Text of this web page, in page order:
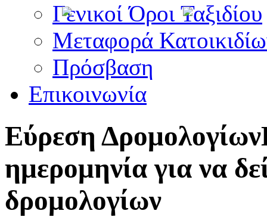
Γενικοί Όροι Ταξιδίου
Μεταφορά
Πρόσβαση
Επικοινωνία
Εύρεση Δρομολογίων
ημερομηνία για να
δρομολογίων